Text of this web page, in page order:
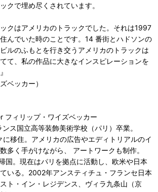
クで埋め尽くされています。
ックはアメリカのトラックでした。それは1997
んでいた時のことです。14 番街とハドソンの
ルのふもとを行き交うアメリカのトラックは
て、私の作品に大きなインスピレーションを
ベッカー）
フィリップ・ワイズベッカー
ス国立高等装飾美術学校（パリ）卒業。
移住。アメリカの広告やエディトリアルのイ
多く手がけながら、 アートワークも制作。
国。現在はパリを拠点に活動し、欧米や日本
いる。2002年アンスティチュ・フランセ日本
ト・イン・レジデンス、ヴィラ九条山（京